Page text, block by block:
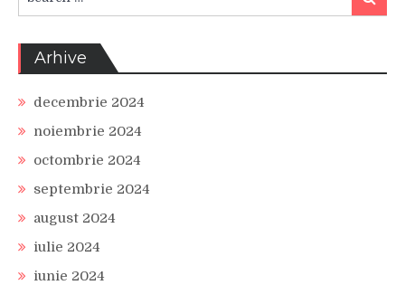
for:
Arhive
decembrie 2024
noiembrie 2024
octombrie 2024
septembrie 2024
august 2024
iulie 2024
iunie 2024